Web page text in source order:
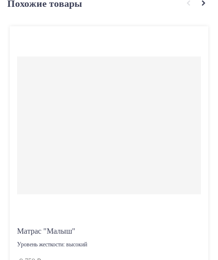
Похожие товары
Матрас "Малыш"
Уровень жесткости: высокий